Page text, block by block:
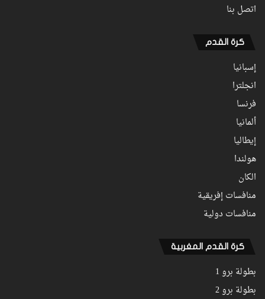
اتصل بنا
كرة القدم
إسبانيا
انجلترا
فرنسا
ألمانيا
إيطاليا
هولندا
الكان
منافسات إفريقية
منافسات دولية
كرة القدم المغربية
بطولة برو 1
بطولة برو 2